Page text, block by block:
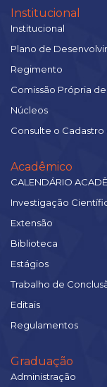
Institucional
Institucional
Plano de
Regimento
Comissão Própria
Núcleos
Consulte o
Acadêmico
CALENDÁRIO
Investigação
Extensão
Biblioteca
Estágios
Trabalho de
Editais
Regulamentos
Graduação
Administração